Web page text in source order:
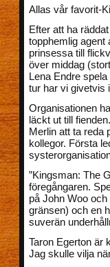
Allas vår favorit-
Efter att ha
topphemlig
prinsessa till
över middag
Lena Endre
tur har vi givetvis
Organisationen
läckt ut till
Merlin att ta reda
kollegor. Första
”Kingsman: The
föregångaren.
på John Woo
gränsen) och en
suverän
Taron Egerton är
Jag skulle vilja